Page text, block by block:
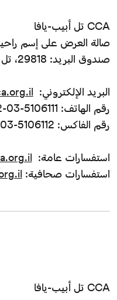
CCA تل أبيب-يافا
صالة العرض على إسم
صندوق البريد: 29818، تل أبيب-يافا، 6129702
البريد الإلكتروني:
رقم الهاتف: 5106111-03-972
رقم الفاكس: 5106112-03-972
استفسارات عامة:
استفسارات صحافية:
CCA تل أبيب-يافا